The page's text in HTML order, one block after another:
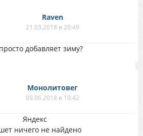
Raven
21.03.2018 в 20:49
добавляет зиму?
Монолитовег
09.06.2018 в 10:42
Яндекс
ничего не найдено